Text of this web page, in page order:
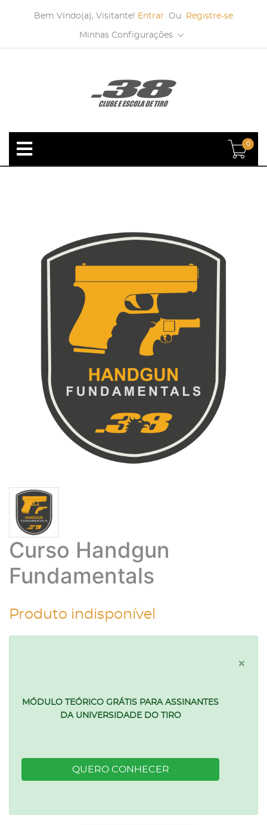
Bem Vindo(a), Visitante! Entrar Ou Registre-se
Minhas Configurações
0
Curso Handgun
Fundamentals
Produto indisponível
MÓDULO TEÓRICO GRÁTIS PARA ASSINANTES
DA UNIVERSIDADE DO TIRO
QUERO CONHECER
×